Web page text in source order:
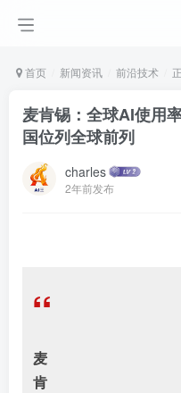
首页 新闻资讯 前沿技术
麦肯锡：全球AI使用
国位列全球前列
charles
2年前发布
“
麦
肯